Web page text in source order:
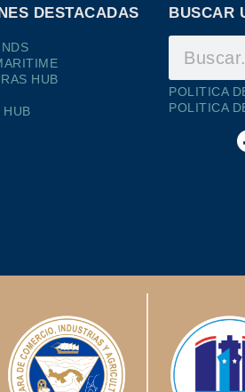
DESTACADAS
HUB
HUB
BUSCAR
POLITICA
POLITICA